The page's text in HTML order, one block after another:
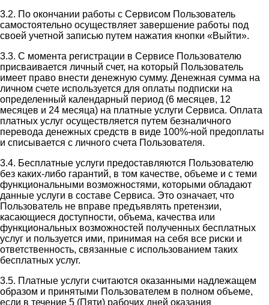
3.2. По окончании работы с Сервисом Пользователь
самостоятельно осуществляет завершение работы под
своей учетной записью путем нажатия кнопки «Выйти».
3.3. С момента регистрации в Сервисе Пользователю
присваивается личный счет, на который Пользователь
имеет право внести денежную сумму. Денежная сумма на
личном счете используется для оплаты подписки на
определенный календарный период (6 месяцев, 12
месяцев и 24 месяца) на платные услуги Сервиса. Оплата
платных услуг осуществляется путем безналичного
перевода денежных средств в виде 100%-ной предоплаты
и списывается с личного счета Пользователя.
3.4. Бесплатные услуги предоставляются Пользователю
без каких-либо гарантий, в том качестве, объеме и с теми
функциональными возможностями, которыми обладают
данные услуги в составе Сервиса. Это означает, что
Пользователь не вправе предъявлять претензии,
касающиеся доступности, объема, качества или
функциональных возможностей полученных бесплатных
услуг и пользуется ими, принимая на себя все риски и
ответственность, связанные с использованием таких
бесплатных услуг.
3.5. Платные услуги считаются оказанными надлежащем
образом и принятыми Пользователем в полном объеме,
если в течение 5 (Пяти) рабочих дней оказания